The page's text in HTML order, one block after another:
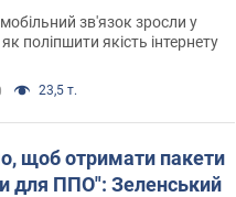
на цінизв'язок зросли у
як поліпшити якість інтернету
23,5 т.
щоб отримати пакети
для ППО": Зеленський